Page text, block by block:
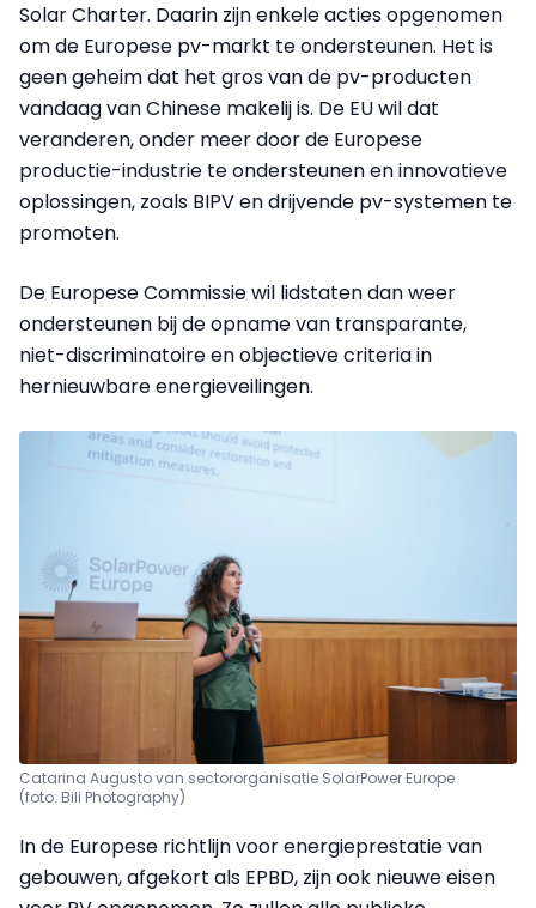
Solar Charter. Daarin zijn enkele acties opgenomen
om de Europese pv-markt te ondersteunen. Het is
geen geheim dat het gros van de pv-producten
vandaag van Chinese makelij is. De EU wil dat
veranderen, onder meer door de Europese
productie-industrie te ondersteunen en innovatieve
oplossingen, zoals BIPV en drijvende pv-systemen te
promoten.
De Europese Commissie wil lidstaten dan weer
ondersteunen bij de opname van transparante,
niet-discriminatoire en objectieve criteria in
hernieuwbare energieveilingen.
Catarina Augusto van sectororganisatie SolarPower Europe
(foto: Bili Photography)
In de Europese richtlijn voor energieprestatie van
gebouwen, afgekort als EPBD, zijn ook nieuwe eisen